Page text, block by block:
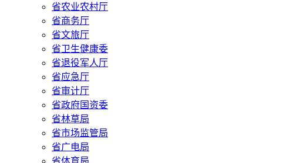
省农业农村厅
省商务厅
省文旅厅
省卫生健康委
省退役军人厅
省应急厅
省审计厅
省政府国资委
省林草局
省市场监管局
省广电局
省体育局